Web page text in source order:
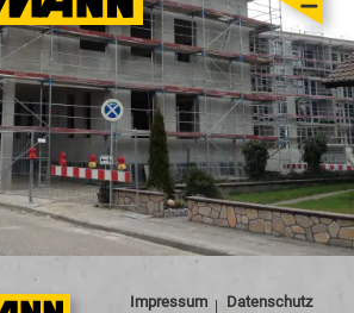
Schlüsselfertig
Sanierung
Karriere
Impressum Datenschutz